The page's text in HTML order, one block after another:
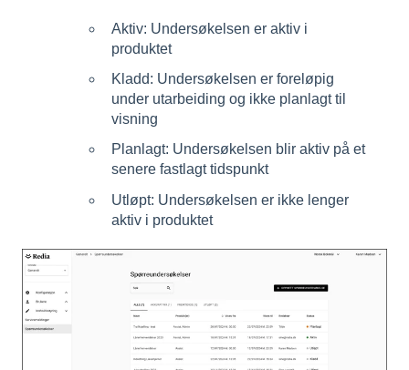
Aktiv: Undersøkelsen er aktiv i
produktet
Kladd: Undersøkelsen er foreløpig
under utarbeiding og ikke planlagt til
visning
Planlagt: Undersøkelsen blir aktiv på et
senere fastlagt tidspunkt
Utløpt: Undersøkelsen er ikke lenger
aktiv i produktet